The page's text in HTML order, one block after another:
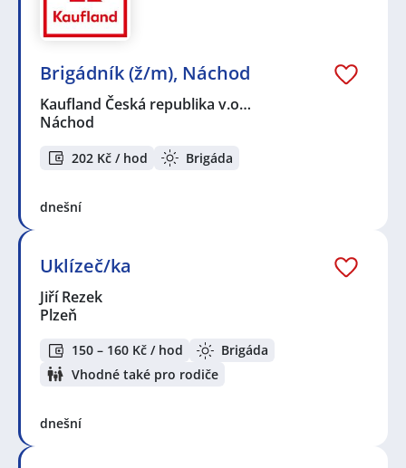
Brigádník (ž/m), Náchod
Kaufland Česká republika v.o…
Náchod
202 Kč / hod Brigáda
dnešní
Uklízeč/ka
Jiří Rezek
Plzeň
150 – 160 Kč / hod
Brigáda
Vhodné také pro rodiče
dnešní